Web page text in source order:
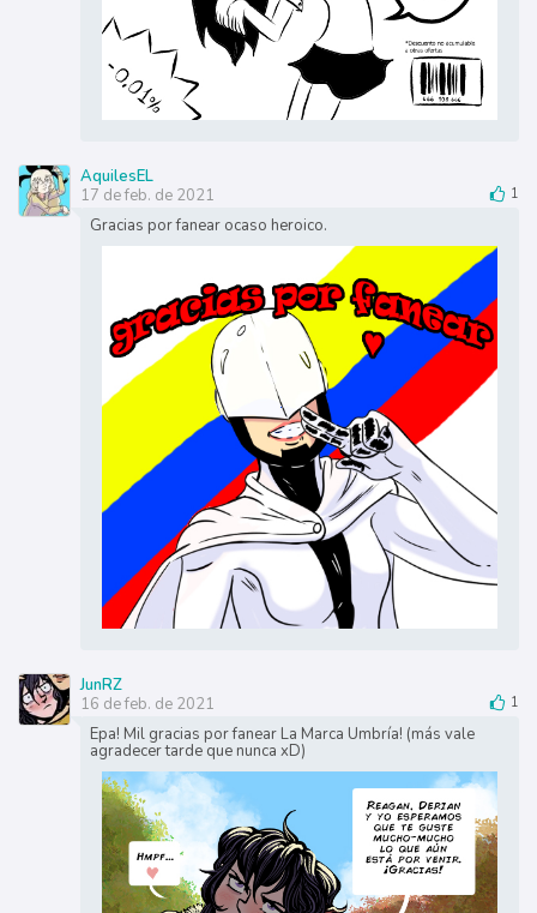
AquilesEL
17 de feb. de 2021
1
Gracias por fanear ocaso heroico.
JunRZ
16 de feb. de 2021
1
Epa! Mil gracias por fanear La Marca Umbría! (más vale
agradecer tarde que nunca xD)